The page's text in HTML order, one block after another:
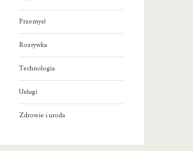
Przemysł
Rozrywka
Technologia
Usługi
Zdrowie i uroda